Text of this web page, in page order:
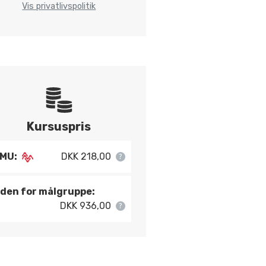
Vis privatlivspolitik
Kursuspris
DKK 218,00
for målgruppe:
DKK 936,00